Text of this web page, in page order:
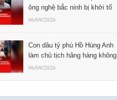
ông nghệ bắc ninh bị khởi tố
06/08/2026
Con dâu tỷ phú Hồ Hùng Anh
làm chủ tịch hãng hàng không
06/08/2026